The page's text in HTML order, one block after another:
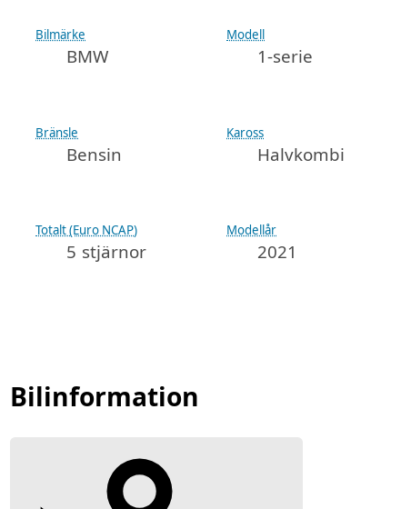
Bilmärke
BMW
Modell
1-serie
Bränsle
Bensin
Kaross
Halvkombi
Totalt (Euro NCAP)
5 stjärnor
Modellår
2021
Bilinformation